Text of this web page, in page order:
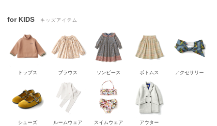
for KIDS キッズアイテム
トップス ブラウス ワンピース ボトムス アクセサリー
シューズ ルームウェア スイムウェア アウター